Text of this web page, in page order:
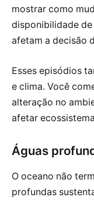
mostrar como
disponibilidade
afetam a decisão
Esses episódios
e clima. Você
alteração no
afetar
Águas
O oceano não
profundas